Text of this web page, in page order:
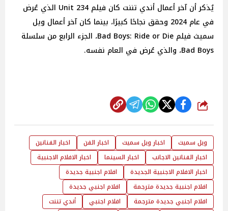
يُذكر أن آخر أعمال أندي تننت كان فيلم Unit 234 الذي عُرض
في عام 2024 وحقق نجاحًا كبيرًا، بينما كان آخر أعمال ويل
سميث فيلم Bad Boys: Ride or Die، الجزء الرابع من سلسلة
Bad Boys، والذي عُرض في العام نفسه.
شارك
ويل سميث اخبار ويل سميث اخبار الفن
اخبار الفنانين
اخبار الفنانين الاجانب
اخبار السينما
اخبار الافلام الاجنبية
اخبار الافلام الاجنبية الجديدة
افلام اجنبية جديدة
افلام اجنبية جديدة مترجمة
افلام اجنبي جديدة
افلام اجنبي جديدة مترجمة
افلام اجنبي
أندي تننت